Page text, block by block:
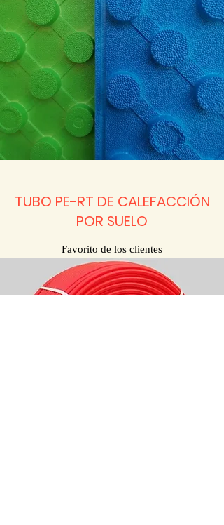
TUBO PE-RT DE CALEFACCIÓN
POR SUELO
Favorito de los clientes